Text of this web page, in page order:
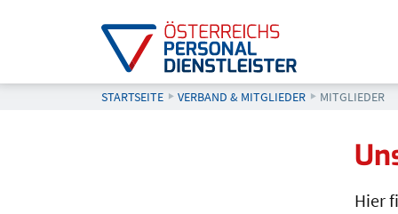
STARTSEITE VERBAND & MITGLIEDER AKTUELL:
MITGLIEDER
Hier